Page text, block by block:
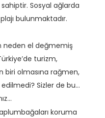
sahiptir. Sosyal ağlarda
bulunmaktadır.
neden el değmemiş
turizm,
biri olmasına rağmen,
Sizler de bu
koruma